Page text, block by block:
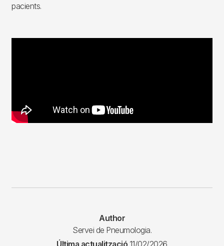
pacients.
Author
Servei de Pneumologia.
Última actualització 11/02/2026